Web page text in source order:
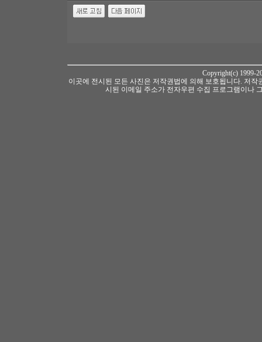
Copyright(c) 1999-
이곳에 전시된 모든 사진은 저작권법에 의해 보호됩니다. 저
시된 이메일 주소가 전자우편 수집 프로그램이나